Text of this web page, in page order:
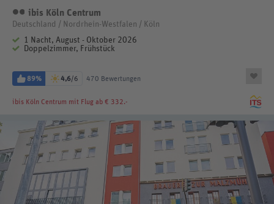
2 Sterne
ibis Köln Centrum
Deutschland / Nordrhein-Westfalen / Köln
1 Nacht, August - Oktober 2026
Doppelzimmer, Frühstück
89% 4,6/6 470 Bewertungen
ibis Köln Centrum mit Flug ab € 332.-